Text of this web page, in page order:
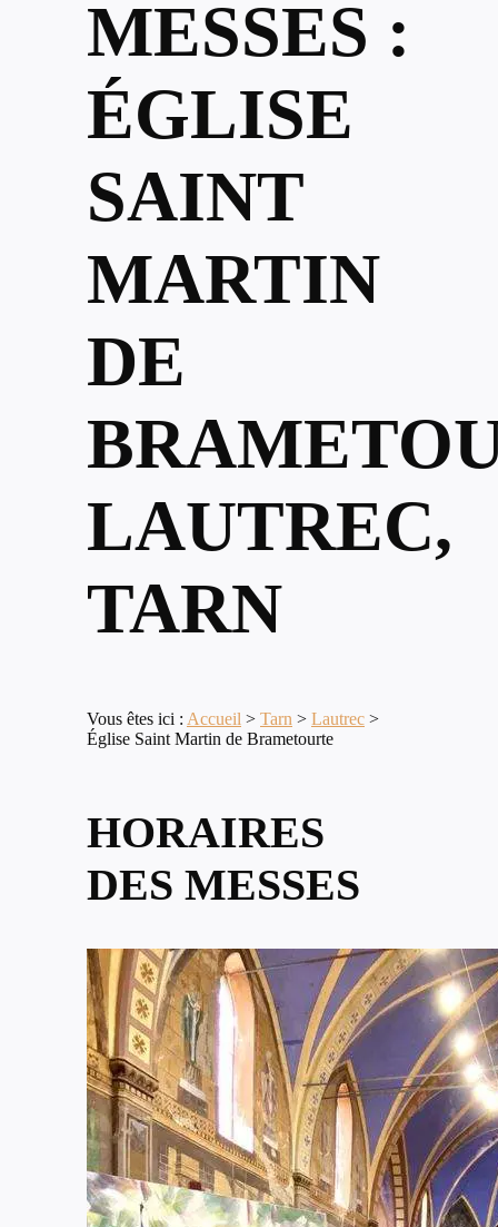
MESSES :
ÉGLISE
SAINT
MARTIN
DE
LAUTREC,
TARN
Vous êtes ici : Accueil > Tarn > Lautrec >
Église Saint Martin de Brametourte
HORAIRES
DES MESSES